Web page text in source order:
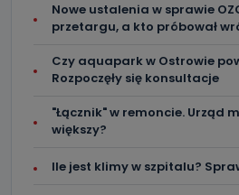
Można to zrobić pod numerem
e-mailowo pod adresem:
Nowe ustalenia w sprawie
przetargu, a kto próbował
Czy aquapark w Ostrowie
Rozpoczęły się konsultacje
"Łącznik" w remoncie. Urząd
większy?
Ile jest klimy w szpitalu?